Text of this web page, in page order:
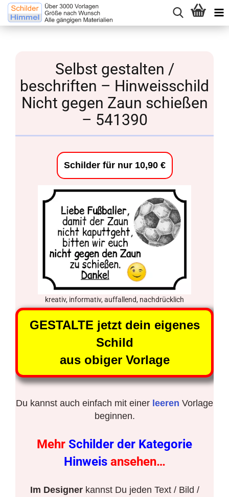
Selbst gestalten /
beschriften – Hinweisschild
Nicht gegen Zaun schießen
– 541390
Schilder für nur 10,90 €
kreativ, informativ, auffallend, nachdrücklich
GESTALTE jetzt dein eigenes
Schild
aus obiger Vorlage
Du kannst auch einfach mit einer leeren Vorlage
beginnen.
Mehr Schilder der Kategorie
Hinweis ansehen…
Im Designerkannst Du jeden Text / Bild /